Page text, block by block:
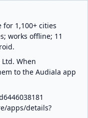
1,100+ cities
works offline; 11
When
to the Audiala app
apps/details?